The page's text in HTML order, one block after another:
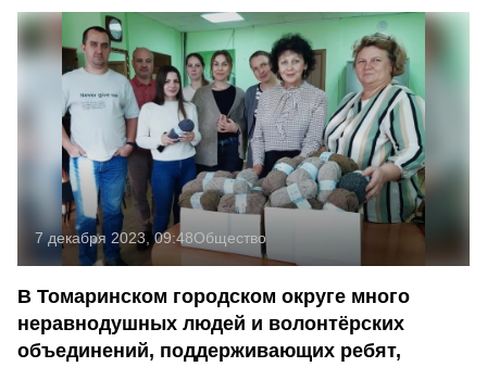
7 декабря 2023, 09:48Общество
В Томаринском городском округе много
неравнодушных людей и волонтёрских
объединений, поддерживающих ребят,